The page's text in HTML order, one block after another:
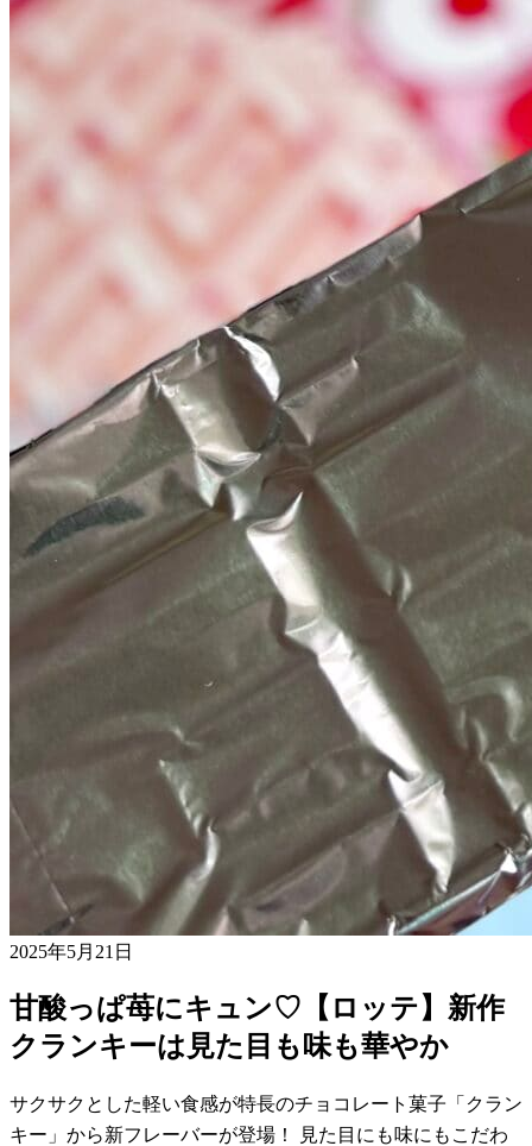
2025年5月21日
甘酸っぱ苺にキュン♡【ロッテ】新作
クランキーは見た目も味も華やか
サクサクとした軽い食感が特長のチョコレート菓子「クラン
キー」から新フレーバーが登場！ 見た目にも味にもこだわ